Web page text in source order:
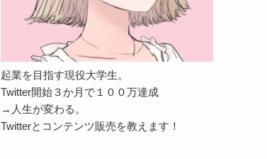
起業を目指す現役大学生。
Twitter開始３か月で１００万達成
→人生が変わる。
Twitterとコンテンツ販売を教えます！